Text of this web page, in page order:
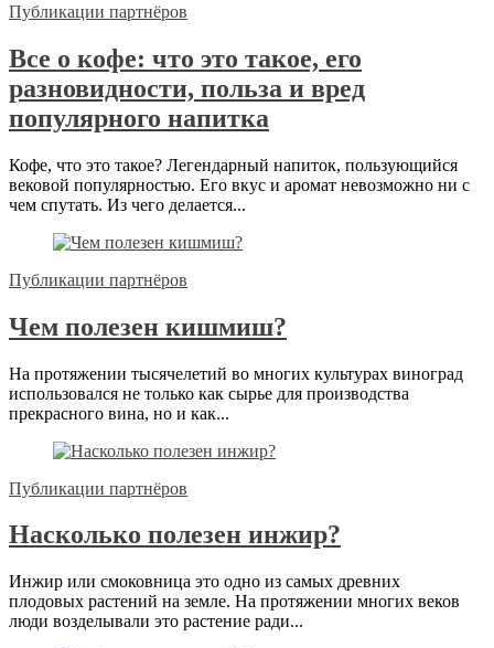
Публикации партнёров
Все о кофе: что это такое, его
разновидности, польза и вред
популярного напитка
Кофе, что это такое? Легендарный напиток, пользующийся
вековой популярностью. Его вкус и аромат невозможно ни с
чем спутать. Из чего делается...
Публикации партнёров
Чем полезен кишмиш?
На протяжении тысячелетий во многих культурах виноград
использовался не только как сырье для производства
прекрасного вина, но и как...
Публикации партнёров
Насколько полезен инжир?
Инжир или смоковница это одно из самых древних
плодовых растений на земле. На протяжении многих веков
люди возделывали это растение ради...